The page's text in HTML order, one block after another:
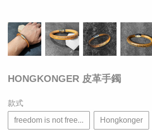
HONGKONGER 皮革手鐲
款式
freedom is not free... Hongkonger